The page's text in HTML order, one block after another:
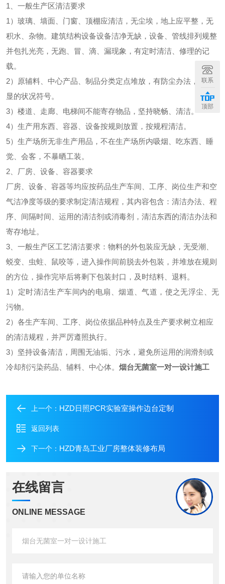
1、一般生产区清洁要求
1）玻璃、墙面、门窗、顶棚应清洁，无尘埃，地上应平整，无
积水、杂物。建筑结构设备设备洁净无缺，设备、管线排列规整
并包扎光亮，无跑、冒、滴、漏现象，有定时清洁、修理的记
载。
2）原辅料、中心产品、制品分类定点堆放，有防尘办法，有明
显的状况符号。
3）楼道、走廊、电梯间不能寄存物品，坚持晓畅、清洁。
4）生产用东西、容器、设备按规则放置，按规程清洁。
5）生产场所无非生产用品，不在生产场所内吸烟、吃东西、睡
觉、会客，不暴晒工装。
2、厂房、设备、容器要求
厂房、设备、容器等均应按药品生产车间、工序、岗位生产和空
气洁净度等级的要求制定清洁规程，其内容包含：清洁办法、程
序、间隔时间、运用的清洁剂或消毒剂，清洁东西的清洁办法和
寄存地址。
3、一般生产区工艺清洁要求：物料的外包装应无缺，无受潮、
蜕变、虫蛀、鼠咬等，进入操作间前脱去外包装，并堆放在规则
的方位，操作完毕后将剩下包装封口，及时结料、退料。
1）定时清洁生产车间内的电扇、烟道、气道，使之无浮尘、无
污物。
2）各生产车间、工序、岗位依据品种特点及生产要求树立相应
的清洁规程，并严厉遵照执行。
3）坚持设备清洁，周围无油垢、污水，避免所运用的润滑剂或
冷却剂污染药品、辅料、中心体。 烟台无菌室一对一设计施工
上一个： HZD日照PCR实验室操作边台定制
返回列表
下一个： HZD青岛工业厂房整体装修布局
在线留言
ONLINE MESSAGE
联系
顶部